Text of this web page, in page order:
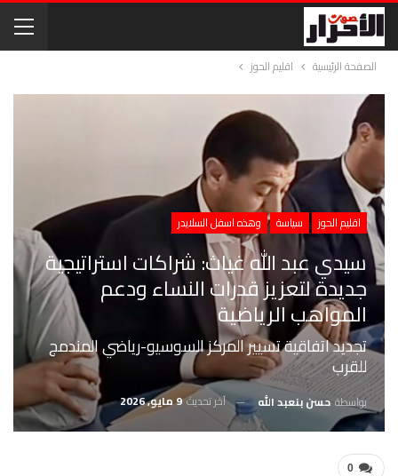
الصفحة الرئيسية اقليم الحوز
اقليم الحوز سياسة وهذه اسفل السلايدر
سيدي عبد الله غياث: شراكات استراتيجية
جديدة لتعزيز قدرات النساء ودعم
المواهب الرياضية
تجديد اتفاقية تسيير المركز السوسيو-رياضي المندمج
للقرب
بواسطة حسن بنعبد الله آخر تحديث9 مايو, 2026
0